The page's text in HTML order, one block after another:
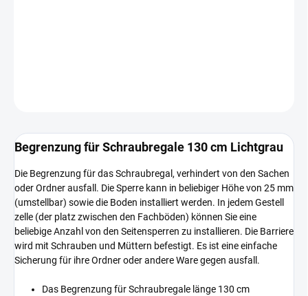
Begrenzung für Schraubregale 130 cm Lichtgrau
Die Begrenzung für das Schraubregal, verhindert von den Sachen
oder Ordner ausfall. Die Sperre kann in beliebiger Höhe von 25 mm
(umstellbar) sowie die Boden installiert werden. In jedem Gestell
zelle (der platz zwischen den Fachböden) können Sie eine
beliebige Anzahl von den Seitensperren zu installieren. Die Barriere
wird mit Schrauben und Müttern befestigt. Es ist eine einfache
Sicherung für ihre Ordner oder andere Ware gegen ausfall.
Das Begrenzung für Schraubregale länge 130 cm